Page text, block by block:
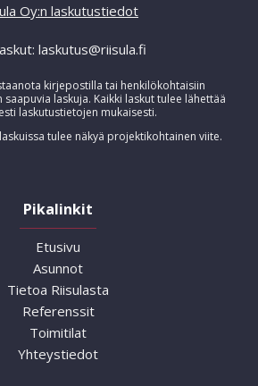
Oy:n laskutustiedot
laskutus@riisula.fi
kirjepostilla tai henkilökohtaisiin
laskuja. Kaikki laskut tulee lähettää
laskutustietojen mukaisesti.
tulee näkyä projektikohtainen viite.
Pikalinkit
Etusivu
Asunnot
Tietoa Riisulasta
Referenssit
Toimitilat
Yhteystiedot